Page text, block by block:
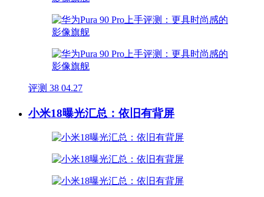
评测 38 04.27
小米18曝光汇总：依旧有背屏